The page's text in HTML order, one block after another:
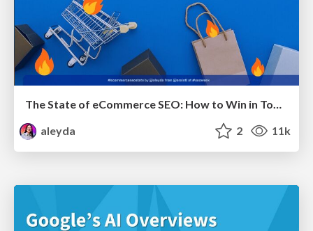
The State of eCommerce SEO: How to Win in Today's Products SERPs - #SEOweek
aleyda
2 11k